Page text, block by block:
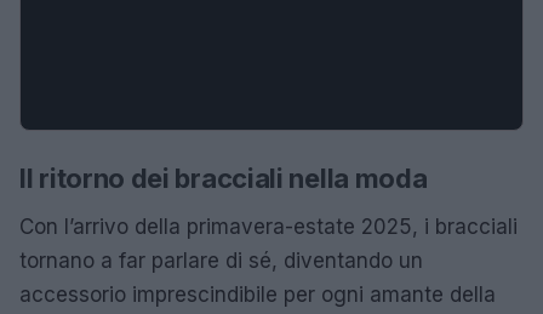
Il ritorno dei bracciali nella moda
Con l’arrivo della primavera-estate 2025, i bracciali
tornano a far parlare di sé, diventando un
accessorio imprescindibile per ogni amante della